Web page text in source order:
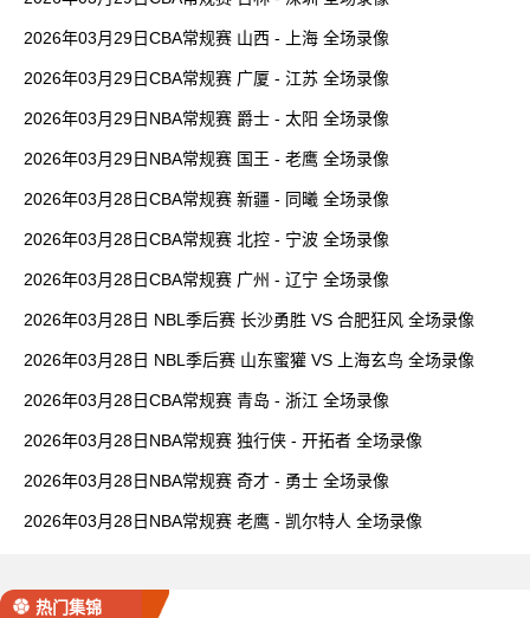
2026年03月29日CBA常规赛 山西 - 上海 全场录像
2026年03月29日CBA常规赛 广厦 - 江苏 全场录像
2026年03月29日NBA常规赛 爵士 - 太阳 全场录像
2026年03月29日NBA常规赛 国王 - 老鹰 全场录像
2026年03月28日CBA常规赛 新疆 - 同曦 全场录像
2026年03月28日CBA常规赛 北控 - 宁波 全场录像
2026年03月28日CBA常规赛 广州 - 辽宁 全场录像
2026年03月28日 NBL季后赛 长沙勇胜 VS 合肥狂风 全场录像
2026年03月28日 NBL季后赛 山东蜜獾 VS 上海玄鸟 全场录像
2026年03月28日CBA常规赛 青岛 - 浙江 全场录像
2026年03月28日NBA常规赛 独行侠 - 开拓者 全场录像
2026年03月28日NBA常规赛 奇才 - 勇士 全场录像
2026年03月28日NBA常规赛 老鹰 - 凯尔特人 全场录像
热门集锦